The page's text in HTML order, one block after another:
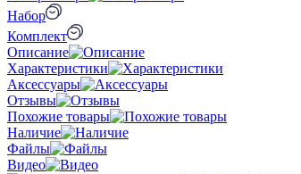
Набор
Комплект
Описание
Характеристики
Аксессуары
Отзывы
Похожие товары
Наличие
Файлы
Видео